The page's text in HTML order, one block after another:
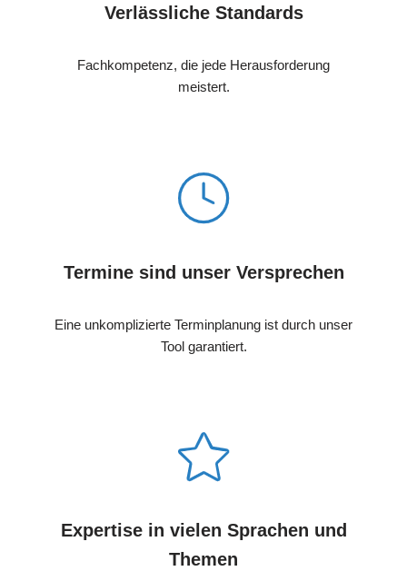
Verlässliche Standards
Fachkompetenz, die jede Herausforderung
meistert.
Termine sind unser Versprechen
Eine unkomplizierte Terminplanung ist durch unser
Tool garantiert.
Expertise in vielen Sprachen und
Themen